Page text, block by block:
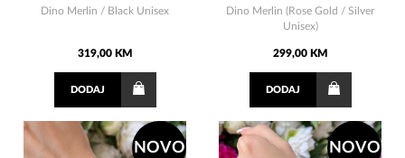
Dino Merlin / Black Unisex
319,00 KM
DODAJ
Dino Merlin (Rose Gold / Silver
Unisex)
299,00 KM
DODAJ
NOVO NOVO